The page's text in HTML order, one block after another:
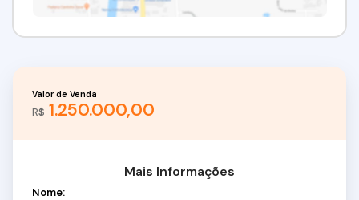
R$ 1.250.000,00
Valor de Venda
Mais Informações
Nome: